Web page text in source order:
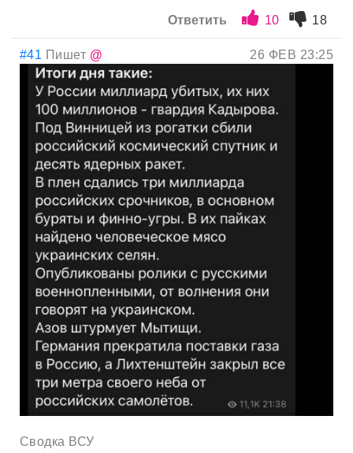
Ответить 10 18
#41 Пишет @ 26 ФЕВ 23:25
Сводка ВСУ